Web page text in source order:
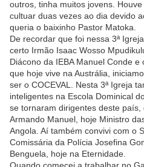
outros, tinha muitos jovens.
cultuar duas vezes ao dia devido
queria o baixinho Pastor Matoka.
De recordar que foi nessa 3ª
certo Irmão Isaac Wosso
Diácono da IEBA Manuel Conde
que hoje vive na Austrália,
ser o COCEVAL. Nesta 3ª Igreja
inteligentes na Escola Dominical
se tornaram dirigentes deste país,
Armando Manuel, hoje Ministro
Angola. Aí também convivi com o
Comissária da Polícia Josefina
Benguela, hoje na Eternidade.